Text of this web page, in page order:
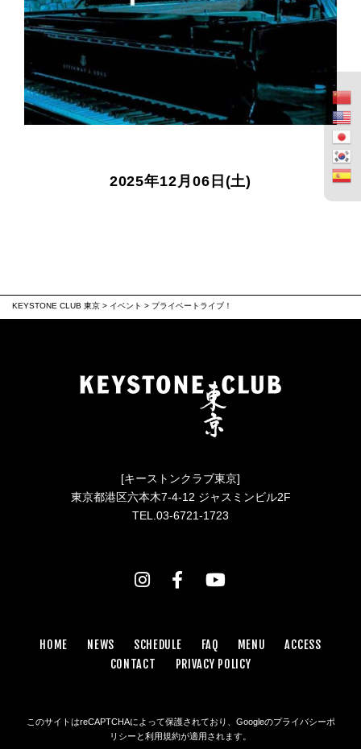
2025年12月06日(土)
KEYSTONE CLUB 東京 > イベント > プライベートライブ！
[キーストンクラブ東京]
東京都港区六本木7-4-12 ジャスミンビル2F
TEL.03-6721-1723
HOME NEWS SCHEDULE FAQ MENU
ACCESS
CONTACT
PRIVACY POLICY
このサイトはreCAPTCHAによって保護されており、Googleのプライバシーポ
リシー と利用規約が適用されます。